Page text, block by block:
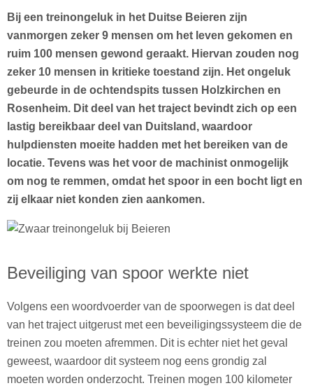
Bij een treinongeluk in het Duitse Beieren zijn
vanmorgen zeker 9 mensen om het leven gekomen en
ruim 100 mensen gewond geraakt. Hiervan zouden nog
zeker 10 mensen in kritieke toestand zijn. Het ongeluk
gebeurde in de ochtendspits tussen Holzkirchen en
Rosenheim. Dit deel van het traject bevindt zich op een
lastig bereikbaar deel van Duitsland, waardoor
hulpdiensten moeite hadden met het bereiken van de
locatie. Tevens was het voor de machinist onmogelijk
om nog te remmen, omdat het spoor in een bocht ligt en
zij elkaar niet konden zien aankomen.
Beveiliging van spoor werkte niet
Volgens een woordvoerder van de spoorwegen is dat deel
van het traject uitgerust met een beveiligingssysteem die de
treinen zou moeten afremmen. Dit is echter niet het geval
geweest, waardoor dit systeem nog eens grondig zal
moeten worden onderzocht. Treinen mogen 100 kilometer